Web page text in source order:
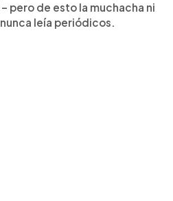
pero de esto la muchacha ni
leía periódicos.